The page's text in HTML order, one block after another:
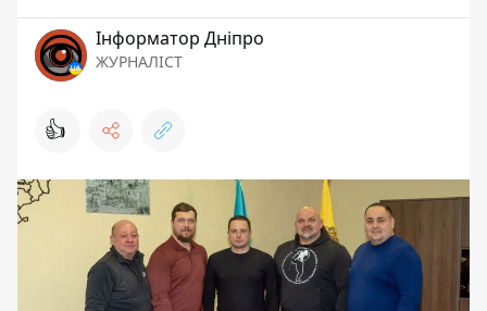
Інформатор Дніпро
ЖУРНАЛІСТ
👍